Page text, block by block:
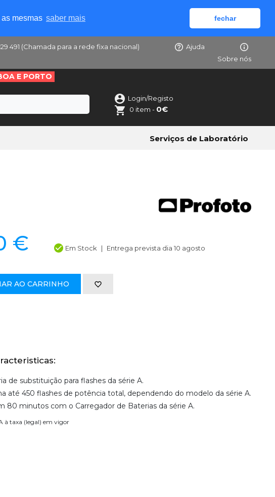
mesmas saber mais fechar
491 (Chamada para a rede fixa nacional)
Ajuda
Sobre nós
E PORTO
Login/Registo
0 item - 0€
Serviços de Laboratório
€ Em Stock Entrega prevista dia 10 agosto
AO CARRINHO
de substituição para flashes da série A.
até 450 flashes de potência total, dependendo do modelo da série A.
80 minutos com o Carregador de Baterias da série A.
à taxa (legal) em vigor